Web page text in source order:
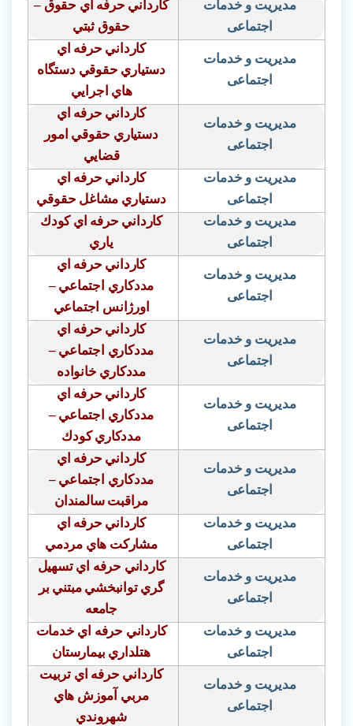
مدیریت و خدمات
اجتماعی
كارداني حرفه اي حقوق –
حقوق ثبتي
مدیریت و خدمات
اجتماعی
كارداني حرفه اي
دستياري حقوقي دستگاه
هاي اجرايي
مدیریت و خدمات
اجتماعی
كارداني حرفه اي
دستياري حقوقي امور
قضايي
مدیریت و خدمات
اجتماعی
كارداني حرفه اي
دستياري مشاغل حقوقي
مدیریت و خدمات
اجتماعی
كارداني حرفه اي كودك
ياري
مدیریت و خدمات
اجتماعی
كارداني حرفه اي
مددكاري اجتماعي –
اورژانس اجتماعي
مدیریت و خدمات
اجتماعی
كارداني حرفه اي
مددكاري اجتماعي –
مددكاري خانواده
مدیریت و خدمات
اجتماعی
كارداني حرفه اي
مددكاري اجتماعي –
مددكاري كودك
مدیریت و خدمات
اجتماعی
كارداني حرفه اي
مددكاري اجتماعي –
مراقبت سالمندان
مدیریت و خدمات
اجتماعی
كارداني حرفه اي
مشاركت هاي مردمي
مدیریت و خدمات
اجتماعی
كارداني حرفه اي تسهيل
گري توانبخشي مبتني بر
جامعه
مدیریت و خدمات
اجتماعی
كارداني حرفه اي خدمات
هتلداري بيمارستان
مدیریت و خدمات
اجتماعی
كارداني حرفه اي تربيت
مربي آموزش هاي
شهروندي